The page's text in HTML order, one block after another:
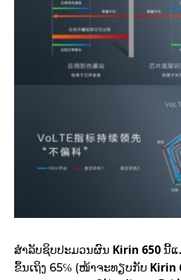
ສຳລັບຊິບປະມວນຜົນ Kirin 650 ນີ້ແ
ຂຶ້ນເຖິງ 65℅ (ໜ້າຈະທຽບກັບ Kirin